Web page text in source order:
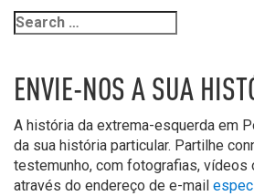
ENVIE-NOS A SUA
A história da extrema-esquerda em
da sua história particular. Partilhe
testemunho, com fotografias, vídeos
através do endereço de e-mail